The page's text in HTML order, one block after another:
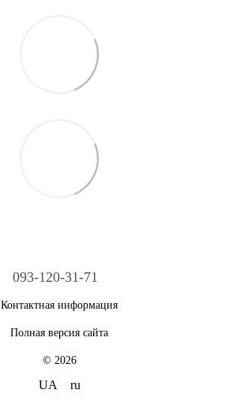
093-120-31-71
Контактная информация
Полная версия сайта
© 2026
UA ru